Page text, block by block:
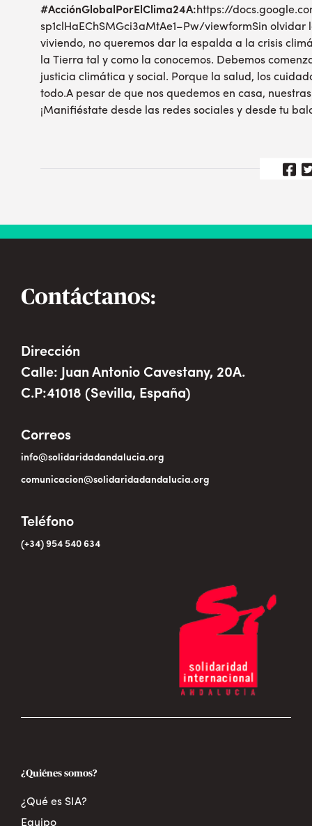
#AcciónGlobalPorElClima24A:https://
sp1clHaEChSMGci3aMtAe1–Pw/viewformSin olvidar
viviendo, no queremos dar la espalda a la crisis
la Tierra tal y como la conocemos. Debemos
justicia climática y social. Porque la salud, los
todo.A pesar de que nos quedemos en casa,
¡Manifiéstate desde las redes sociales y desde tu
Contáctanos:
Dirección
Calle: Juan Antonio Cavestany, 20A.
C.P:41018 (Sevilla, España)
Correos
info@solidaridadandalucia.org
comunicacion@solidaridadandalucia.org
Teléfono
(+34) 954 540 634
¿Quiénes somos?
¿Qué es SIA?
Equipo